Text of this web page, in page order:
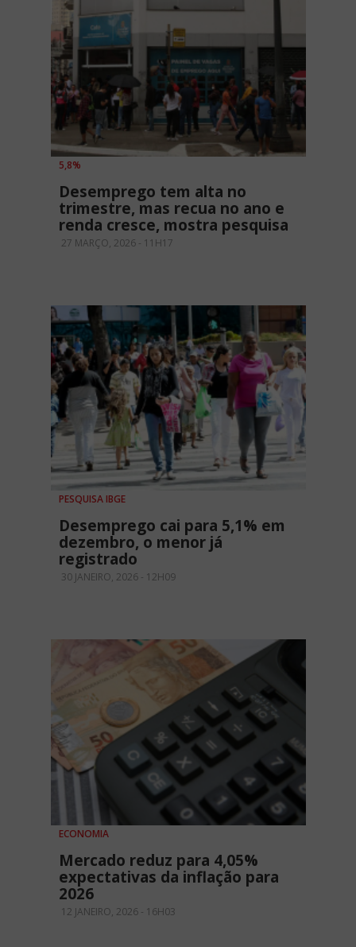
5,8%
Desemprego tem alta no
trimestre, mas recua no ano e
renda cresce, mostra pesquisa
27 MARÇO, 2026 - 11H17
PESQUISA IBGE
Desemprego cai para 5,1% em
dezembro, o menor já
registrado
30 JANEIRO, 2026 - 12H09
ECONOMIA
Mercado reduz para 4,05%
expectativas da inflação para
2026
12 JANEIRO, 2026 - 16H03